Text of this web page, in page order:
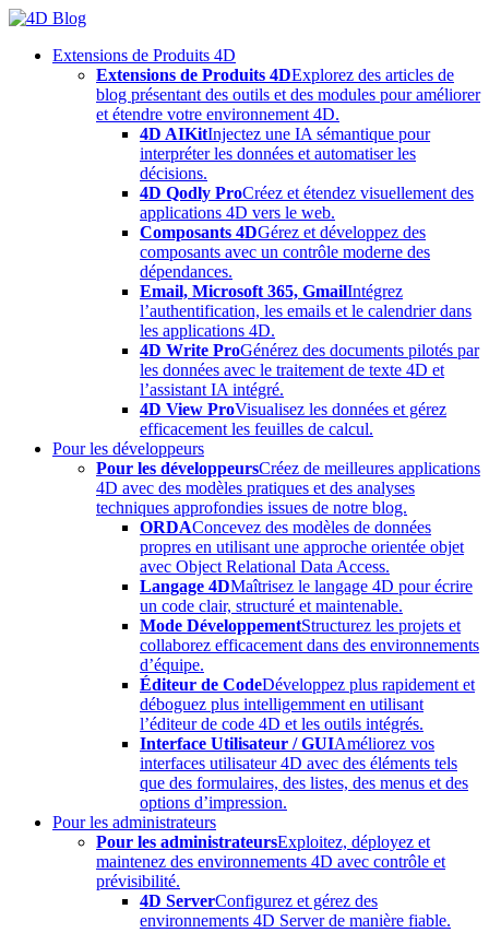
Skip
contentExtensions de Produits 4D
Extensions de Produits 4DExplorez des articles de
blog présentant des outils et des modules pour améliorer
et étendre votre environnement 4D.
4D AIKitInjectez une IA sémantique pour
interpréter les données et automatiser les
décisions.
4D Qodly ProCréez et étendez visuellement des
applications 4D vers le web.
Composants 4DGérez et développez des
composants avec un contrôle moderne des
dépendances.
Email, Microsoft 365, GmailIntégrez
l’authentification, les emails et le calendrier dans
les applications 4D.
4D Write ProGénérez des documents pilotés par
les données avec le traitement de texte 4D et
l’assistant IA intégré.
4D View ProVisualisez les données et gérez
efficacement les feuilles de calcul.
Pour les développeurs
Pour les développeursCréez de meilleures applications
4D avec des modèles pratiques et des analyses
techniques approfondies issues de notre blog.
ORDAConcevez des modèles de données
propres en utilisant une approche orientée objet
avec Object Relational Data Access.
Langage 4DMaîtrisez le langage 4D pour écrire
un code clair, structuré et maintenable.
Mode DéveloppementStructurez les projets et
collaborez efficacement dans des environnements
d’équipe.
Éditeur de CodeDéveloppez plus rapidement et
déboguez plus intelligemment en utilisant
l’éditeur de code 4D et les outils intégrés.
Interface Utilisateur / GUIAméliorez vos
interfaces utilisateur 4D avec des éléments tels
que des formulaires, des listes, des menus et des
options d’impression.
Pour les administrateurs
Pour les administrateursExploitez, déployez et
maintenez des environnements 4D avec contrôle et
prévisibilité.
4D ServerConfigurez et gérez des
environnements 4D Server de manière fiable.